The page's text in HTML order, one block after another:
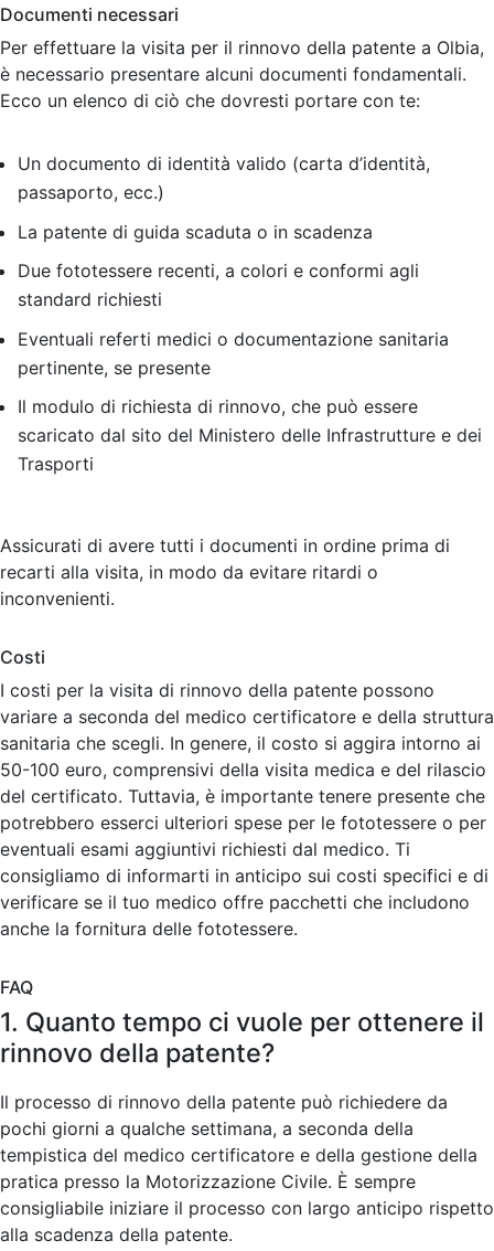
Documenti necessari
Per effettuare la visita per il rinnovo della patente a Olbia,
è necessario presentare alcuni documenti fondamentali.
Ecco un elenco di ciò che dovresti portare con te:
Un documento di identità valido (carta d’identità,
passaporto, ecc.)
La patente di guida scaduta o in scadenza
Due fototessere recenti, a colori e conformi agli
standard richiesti
Eventuali referti medici o documentazione sanitaria
pertinente, se presente
Il modulo di richiesta di rinnovo, che può essere
scaricato dal sito del Ministero delle Infrastrutture e dei
Trasporti
Assicurati di avere tutti i documenti in ordine prima di
recarti alla visita, in modo da evitare ritardi o
inconvenienti.
Costi
I costi per la visita di rinnovo della patente possono
variare a seconda del medico certificatore e della struttura
sanitaria che scegli. In genere, il costo si aggira intorno ai
50-100 euro, comprensivi della visita medica e del rilascio
del certificato. Tuttavia, è importante tenere presente che
potrebbero esserci ulteriori spese per le fototessere o per
eventuali esami aggiuntivi richiesti dal medico. Ti
consigliamo di informarti in anticipo sui costi specifici e di
verificare se il tuo medico offre pacchetti che includono
anche la fornitura delle fototessere.
FAQ
1. Quanto tempo ci vuole per ottenere il
rinnovo della patente?
Il processo di rinnovo della patente può richiedere da
pochi giorni a qualche settimana, a seconda della
tempistica del medico certificatore e della gestione della
pratica presso la Motorizzazione Civile. È sempre
consigliabile iniziare il processo con largo anticipo rispetto
alla scadenza della patente.